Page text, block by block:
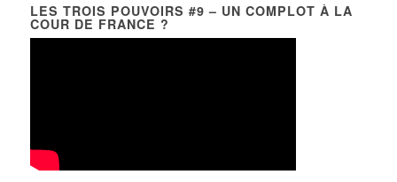
LES TROIS POUVOIRS #9 – UN COMPLOT À LA
COUR DE FRANCE ?